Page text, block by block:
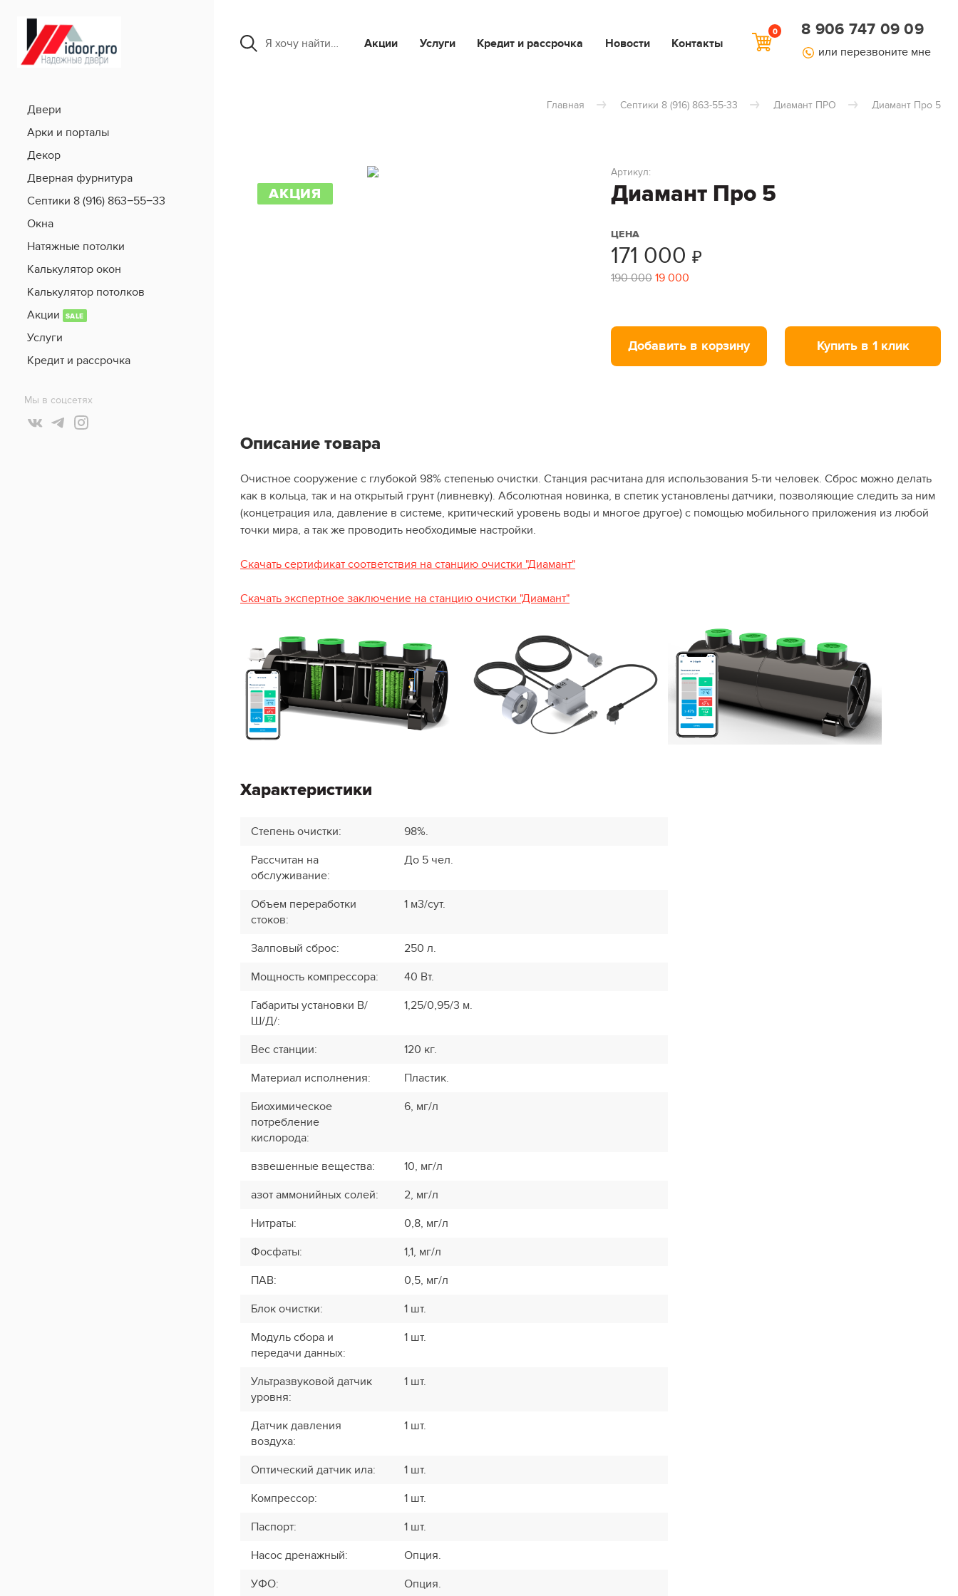
Я хочу найти… Акции Услуги Кредит и рассрочка Новости Контакты
0 8 906 747 09 09
или перезвоните мне
Двери
Арки и порталы
Декор
Дверная фурнитура
Септики 8 (916) 863−55−33
Окна
Натяжные потолки
Калькулятор окон
Калькулятор потолков
Акции
SALE
Услуги
Кредит и рассрочка
Мы в соцсетях
Главная Септики 8 (916) 863-55-33 Диамант ПРО Диамант Про 5
Диамант Про 5
Артикул:
АКЦИЯ
ЦЕНА
171 000 ₽
190 000 19 000
Добавить в корзину Купить в 1 клик
Описание товара
Очистное сооружение с глубокой 98% степенью очистки. Станция расчитана для использования 5-ти человек. Сброс можно делать
как в кольца, так и на открытый грунт (ливневку). Абсолютная новинка, в спетик установлены датчики, позволяющие следить за ним
(концетрация ила, давление в системе, критический уровень воды и многое другое) с помощью мобильного приложения из любой
точки мира, а так же проводить необходимые настройки.
Скачать сертификат соответствия на станцию очистки "Диамант"
Скачать экспертное заключение на станцию очистки "Диамант"
Характеристики
Степень очистки:
98%.
Рассчитан на
обслуживание:
До 5 чел.
Объем переработки
стоков:
1 м3/сут.
Залповый сброс:
250 л.
Мощность компрессора:
40 Вт.
Габариты установки В/
Ш/Д/:
1,25/0,95/3 м.
Вес станции:
120 кг.
Материал исполнения:
Пластик.
Биохимическое
потребление
кислорода:
6, мг/л
взвешенные вещества:
10, мг/л
азот аммонийных солей:
2, мг/л
Нитраты:
0,8, мг/л
Фосфаты:
1,1, мг/л
ПАВ:
0,5, мг/л
Блок очистки:
1 шт.
Модуль сбора и
передачи данных:
1 шт.
Ультразвуковой датчик
уровня:
1 шт.
Датчик давления
воздуха:
1 шт.
Оптический датчик ила:
1 шт.
Компрессор:
1 шт.
Паспорт:
1 шт.
Насос дренажный:
Опция.
УФО: Опция.